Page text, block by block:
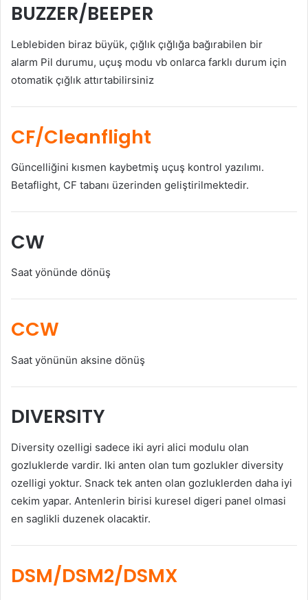
BUZZER/BEEPER
Leblebiden biraz büyük, çığlık çığlığa bağırabilen bir
alarm Pil durumu, uçuş modu vb onlarca farklı durum için
otomatik çığlık attırtabilirsiniz
CF/Cleanflight
Güncelliğini kısmen kaybetmiş uçuş kontrol yazılımı.
Betaflight, CF tabanı üzerinden geliştirilmektedir.
CW
Saat yönünde dönüş
CCW
Saat yönünün aksine dönüş
DIVERSITY
Diversity ozelligi sadece iki ayri alici modulu olan
gozluklerde vardir. Iki anten olan tum gozlukler diversity
ozelligi yoktur. Snack tek anten olan gozluklerden daha iyi
cekim yapar. Antenlerin birisi kuresel digeri panel olmasi
en saglikli duzenek olacaktir.
DSM/DSM2/DSMX